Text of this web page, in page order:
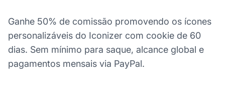
Ganhe 50% de comissão promovendo os ícones
personalizáveis do Iconizer com cookie de 60
dias. Sem mínimo para saque, alcance global e
pagamentos mensais via PayPal.